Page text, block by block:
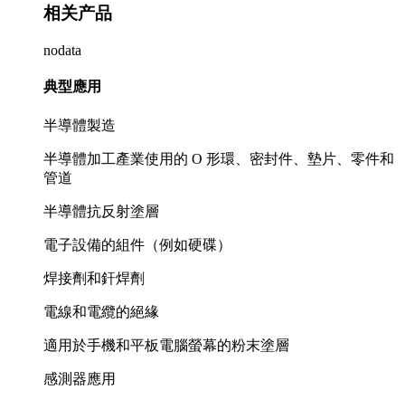
相关产品
nodata
典型應用
半導體製造
半導體加工產業使用的 O 形環、密封件、墊片、零件和
管道
半導體抗反射塗層
電子設備的組件（例如硬碟）
焊接劑和釬焊劑
電線和電纜的絕緣
適用於手機和平板電腦螢幕的粉末塗層
感測器應用